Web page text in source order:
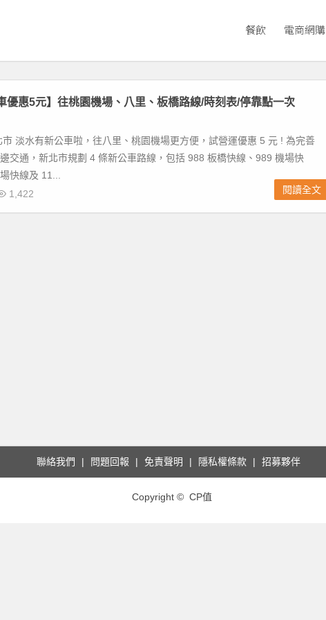
餐飲 電商網購
優惠5元】往桃園機場、八里、板橋路線/時刻表/停靠點一次
市 淡水有新公車啦，往八里、桃園機場更方便，試營運優惠 5 元 ! 為完善
交通，新北市規劃 4 條新公車路線，包括 988 板橋快線、989 機場快
快線及 11...
1,422 閱讀全文
聯絡我們 問題回報 免責聲明 隱私權條款 招募夥伴
Copyright © CP值